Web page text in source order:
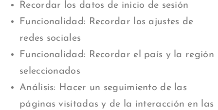
Recordar los datos de inicio de sesión
Funcionalidad: Recordar los ajustes de
redes sociales
Funcionalidad: Recordar el país y la región
seleccionados
Análisis: Hacer un seguimiento de las
páginas visitadas y de la interacción en las